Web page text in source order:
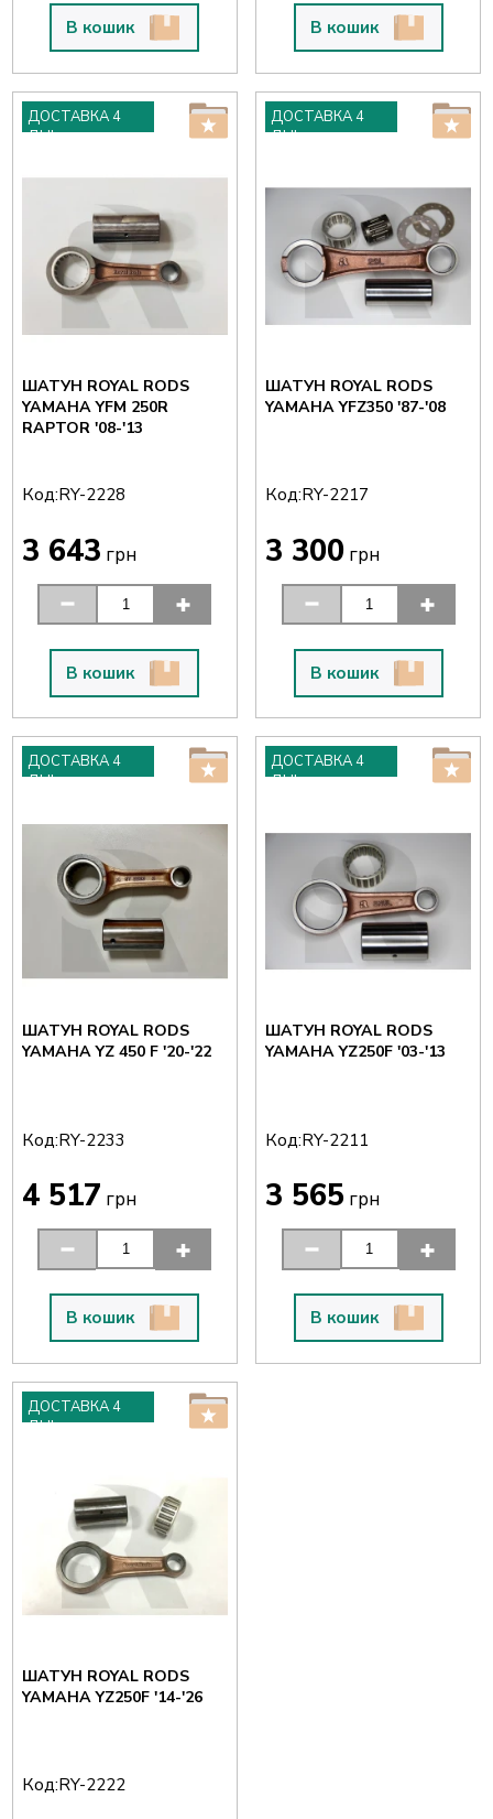
В кошик В кошик
ДОСТАВКА 4
ДНІ
ШАТУН ROYAL RODS
YAMAHA YFM 250R
RAPTOR '08-'13
Код:RY-2228
3 643 грн
В кошик
ДОСТАВКА 4
ДНІ
ШАТУН ROYAL RODS
YAMAHA YFZ350 '87-'08
Код:RY-2217
3 300 грн
В кошик
ДОСТАВКА 4
ДНІ
ШАТУН ROYAL RODS
YAMAHA YZ 450 F '20-'22
Код:RY-2233
4 517 грн
В кошик
ДОСТАВКА 4
ДНІ
ШАТУН ROYAL RODS
YAMAHA YZ250F '03-'13
Код:RY-2211
3 565 грн
В кошик
ДОСТАВКА 4
ДНІ
ШАТУН ROYAL RODS
YAMAHA YZ250F '14-'26
Код:RY-2222